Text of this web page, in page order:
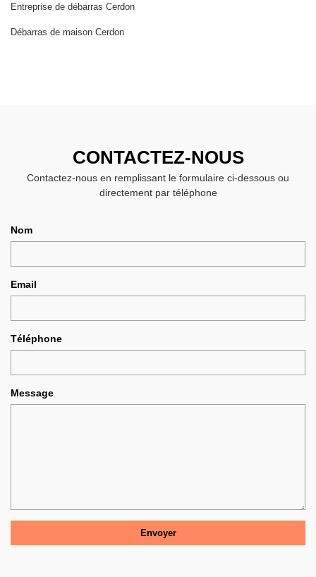
Entreprise de débarras Cerdon
Débarras de maison Cerdon
CONTACTEZ-NOUS
Contactez-nous en remplissant le formulaire ci-dessous ou
directement par téléphone
Nom
Email
Téléphone
Message